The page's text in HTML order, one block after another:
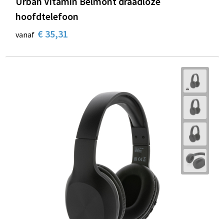
hoofdtelefoon
vanaf € 35,31